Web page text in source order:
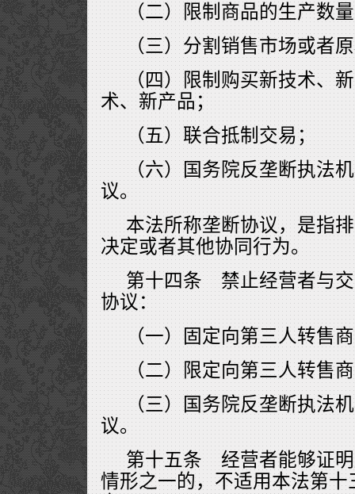
（二）限制商品的生产数
（三）分割销售市场或者
（四）限制购买新技术、
术、新产品；
（五）联合抵制交易；
（六）国务院反垄断执法
议。
本法所称垄断协议，是指
决定或者其他协同行为。
第十四条 禁止经营者与
协议：
（一）固定向第三人转售
（二）限定向第三人转售
（三）国务院反垄断执法
议。
第十五条 经营者能够证
情形之一的，不适用本法第